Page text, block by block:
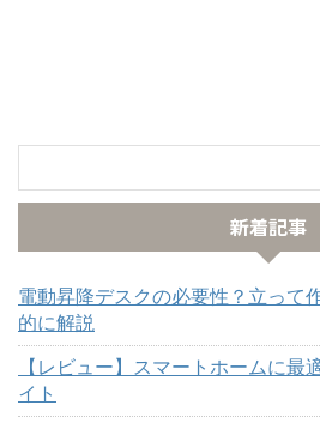
は、半導体をつくるための装置 ...
新着記事
電動昇降デスクの必要性？立って
的に解説
【レビュー】スマートホームに
イト